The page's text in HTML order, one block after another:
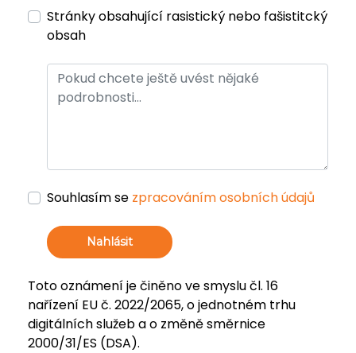
Stránky obsahující rasistický nebo fašistitcký
obsah
Souhlasím se zpracováním osobních údajů
Nahlásit
Toto oznámení je činěno ve smyslu čl. 16
nařízení EU č. 2022/2065, o jednotném trhu
digitálních služeb a o změně směrnice
2000/31/ES (DSA).